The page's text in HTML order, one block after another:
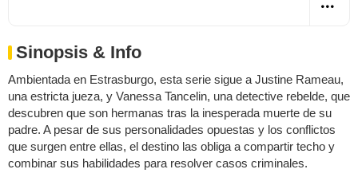
Sinopsis & Info
Ambientada en Estrasburgo, esta serie sigue a Justine Rameau,
una estricta jueza, y Vanessa Tancelin, una detective rebelde, que
descubren que son hermanas tras la inesperada muerte de su
padre. A pesar de sus personalidades opuestas y los conflictos
que surgen entre ellas, el destino las obliga a compartir techo y
combinar sus habilidades para resolver casos criminales.